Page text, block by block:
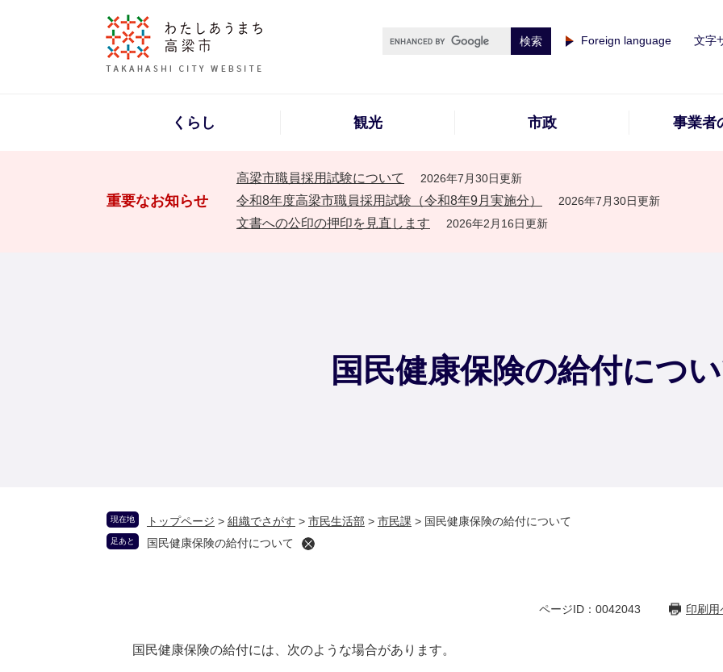
Foreign language 文字
くらし 観光 市政 事業者
重要なお知らせ
高梁市職員採用試験について 2026年7月30日更新
令和8年度高梁市職員採用試験（令和8年9月実施分） 2026年7月30日更新
文書への公印の押印を見直します 2026年2月16日更新
国民健康保険の給付につ
現在地 トップページ > 組織でさがす > 市民生活部 > 市民課 > 国民健康保険の給付について
足あと 国民健康保険の給付について
ページID：0042043 印刷用
国民健康保険の給付には、次のような場合があります。